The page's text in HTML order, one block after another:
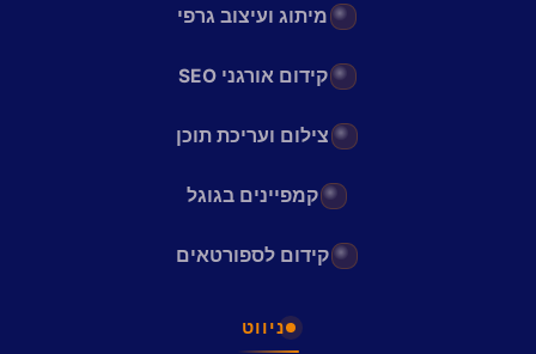
מיתוג ועיצוב גרפי
קידום אורגני SEO
צילום ועריכת תוכן
קמפיינים בגוגל
קידום לספורטאים
ניווט